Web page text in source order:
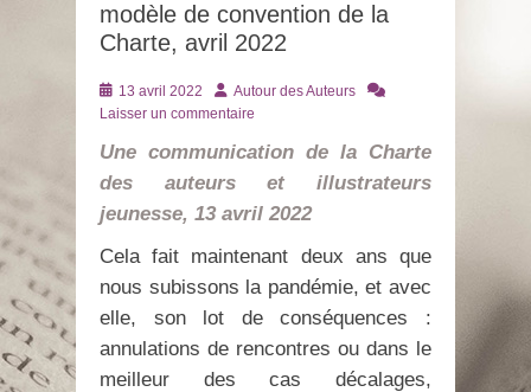
modèle de convention de la
Charte, avril 2022
Posté
le
13 avril 2022 AuteurAutour des Auteurs
Laisser un commentaire
Une communication de la Charte
des auteurs et illustrateurs
jeunesse, 13 avril 2022
Cela fait maintenant deux ans que
nous subissons la pandémie, et avec
elle, son lot de conséquences :
annulations de rencontres ou dans le
meilleur des cas décalages,